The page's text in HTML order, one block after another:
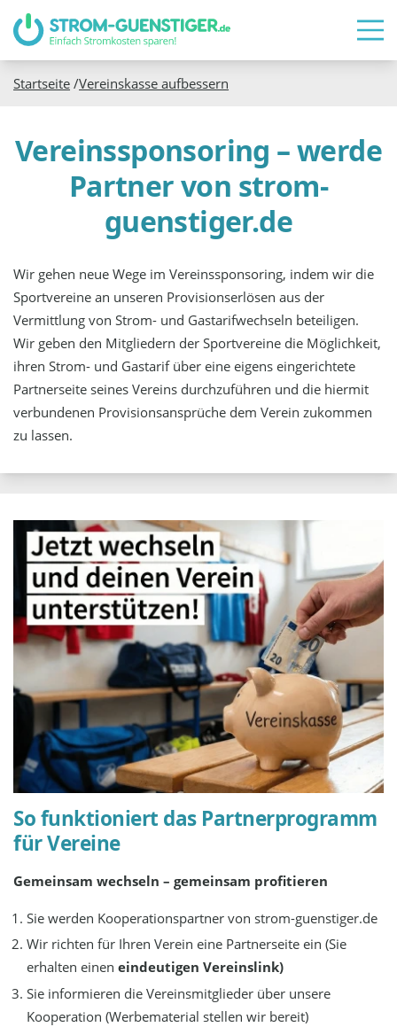
Startseite /Vereinskasse aufbessern
Vereinssponsoring – werde
Partner von strom-
guenstiger.de
Wir gehen neue Wege im Vereinssponsoring, indem wir die
Sportvereine an unseren Provisionserlösen aus der
Vermittlung von Strom- und Gastarifwechseln beteiligen.
Wir geben den Mitgliedern der Sportvereine die Möglichkeit,
ihren Strom- und Gastarif über eine eigens eingerichtete
Partnerseite seines Vereins durchzuführen und die hiermit
verbundenen Provisionsansprüche dem Verein zukommen
zu lassen.
So funktioniert das Partnerprogramm
für Vereine
Gemeinsam wechseln – gemeinsam profitieren
Sie werden Kooperationspartner von strom-guenstiger.de
Wir richten für Ihren Verein eine Partnerseite ein (Sie
erhalten eineneindeutigen Vereinslink)
Sie informieren die Vereinsmitglieder über unsere
Kooperation (Werbematerial stellen wir bereit)